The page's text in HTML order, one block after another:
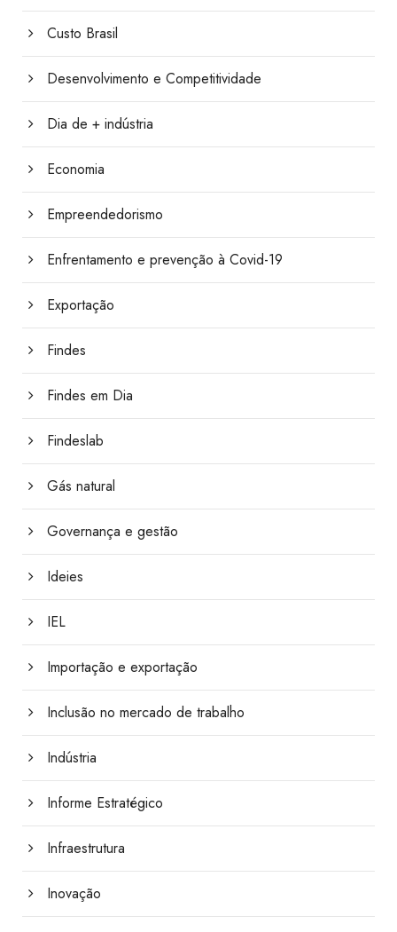
Custo Brasil
Desenvolvimento e Competitividade
Dia de + indústria
Economia
Empreendedorismo
Enfrentamento e prevenção à Covid-19
Exportação
Findes
Findes em Dia
Findeslab
Gás natural
Governança e gestão
Ideies
IEL
Importação e exportação
Inclusão no mercado de trabalho
Indústria
Informe Estratégico
Infraestrutura
Inovação